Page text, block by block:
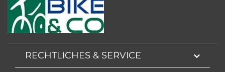
RECHTLICHES & SERVICE